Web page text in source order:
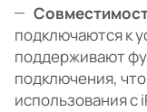
подключаются к
поддерживают
подключения,
использования с